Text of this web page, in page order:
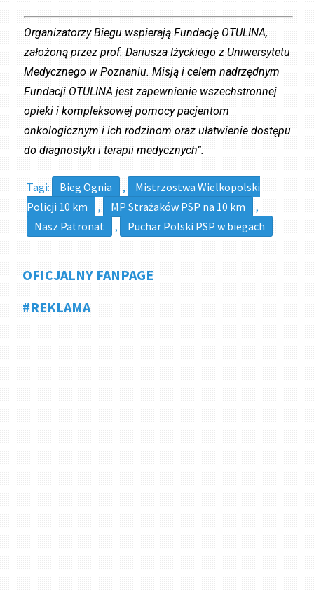
Organizatorzy Biegu wspierają Fundację OTULINA,
założoną przez prof. Dariusza Iżyckiego z Uniwersytetu
Medycznego w Poznaniu. Misją i celem nadrzędnym
Fundacji OTULINA jest zapewnienie wszechstronnej
opieki i kompleksowej pomocy pacjentom
onkologicznym i ich rodzinom oraz ułatwienie dostępu
do diagnostyki i terapii medycznych”.
Tagi: Bieg Ognia ,
Mistrzostwa Wielkopolski
Policji 10 km
, MP Strażaków PSP na 10 km
,
Nasz Patronat
, Puchar Polski PSP w biegach
OFICJALNY FANPAGE
#REKLAMA